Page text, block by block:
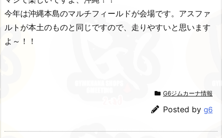
今年は沖縄本島のマルチフィールドが会場です。アスファ
ルトが本土のものと同じですので、走りやすいと思います
よ～！！
G6ジムカーナ情報
Posted by g6